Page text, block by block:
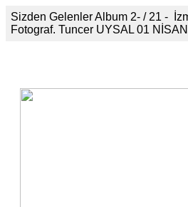
Sizden Gelenler Album 2- / 21 -
Fotograf. Tuncer UYSAL 01